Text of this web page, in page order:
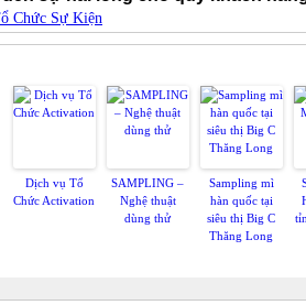
Chức Sự Kiện
Dịch vụ Tổ
Chức Activation
SAMPLING –
Nghệ thuật
dùng thử
Sampling mì
hàn quốc tại
siêu thị Big C
Thăng Long